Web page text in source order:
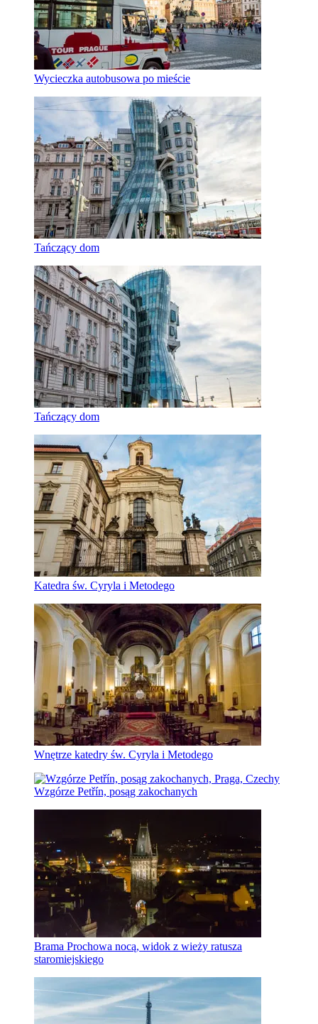
Wycieczka autobusowa po mieście
Tańczący dom
Tańczący dom
Katedra św. Cyryla i Metodego
Wnętrze katedry św. Cyryla i Metodego
Wzgórze Petřín, posąg zakochanych
Brama Prochowa nocą, widok z wieży ratusza
staromiejskiego